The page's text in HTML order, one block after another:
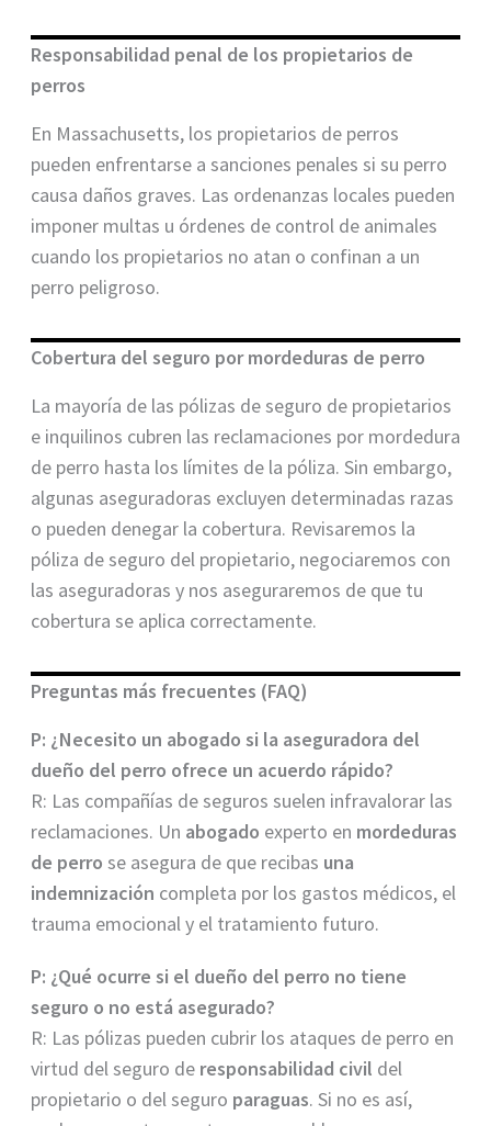
Responsabilidad penal de los propietarios de
perros
En Massachusetts, los propietarios de perros
pueden enfrentarse a sanciones penales si su perro
causa daños graves. Las ordenanzas locales pueden
imponer multas u órdenes de control de animales
cuando los propietarios no atan o confinan a un
perro peligroso.
Cobertura del seguro por mordeduras de perro
La mayoría de las pólizas de seguro de propietarios
e inquilinos cubren las reclamaciones por mordedura
de perro hasta los límites de la póliza. Sin embargo,
algunas aseguradoras excluyen determinadas razas
o pueden denegar la cobertura. Revisaremos la
póliza de seguro del propietario, negociaremos con
las aseguradoras y nos aseguraremos de que tu
cobertura se aplica correctamente.
Preguntas más frecuentes (FAQ)
P: ¿Necesito un abogado si la aseguradora del
dueño del perro ofrece un acuerdo rápido?
R: Las compañías de seguros suelen infravalorar las
reclamaciones. Un abogado experto en mordeduras
de perro se asegura de que recibas una
indemnización completa por los gastos médicos, el
trauma emocional y el tratamiento futuro.
P: ¿Qué ocurre si el dueño del perro no tiene
seguro o no está asegurado?
R: Las pólizas pueden cubrir los ataques de perro en
virtud del seguro de responsabilidad civil del
propietario o del seguro paraguas. Si no es así,